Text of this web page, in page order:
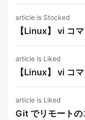
article is Stocked
【Linux】 vi コ
article is Liked
【Linux】 vi コ
article is Liked
Git でリモート